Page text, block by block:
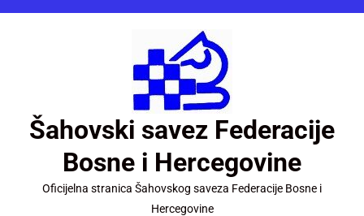
Šahovski savez Federacije
Bosne i Hercegovine
Oficijelna stranica Šahovskog saveza Federacije Bosne i
Hercegovine